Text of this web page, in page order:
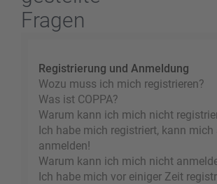
Fragen
Registrierung und Anmeldung
Wozu muss ich mich registrieren?
Was ist COPPA?
Warum kann ich mich nicht
Ich habe mich registriert, kann mich
anmelden!
Warum kann ich mich nicht
Ich habe mich vor einiger Zeit